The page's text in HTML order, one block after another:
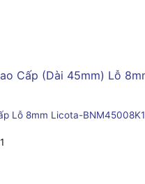
Lỗ 8mm Licota-BNM45008K1